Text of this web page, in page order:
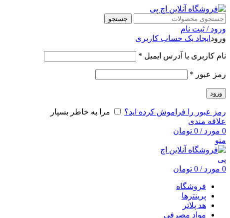
جستجو
ورود / ثبت نام
ورود ایجاد یک حساب کاربری
نام کاربری یا آدرس ایمیل *
رمز عبور *
ورود
رمز عبور را فراموش کرده اید؟
مرا به خاطر بسپار
علاقه مندی
0 مورد /
0 تومان
منو
0 مورد /
0 تومان
فروشگاه
پرینترها
هد پلاتر
مواد مصرفی